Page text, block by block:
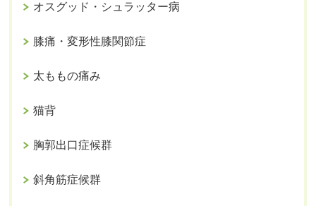
オスグッド・シュラッター病
膝痛・変形性膝関節症
太ももの痛み
猫背
胸郭出口症候群
斜角筋症候群